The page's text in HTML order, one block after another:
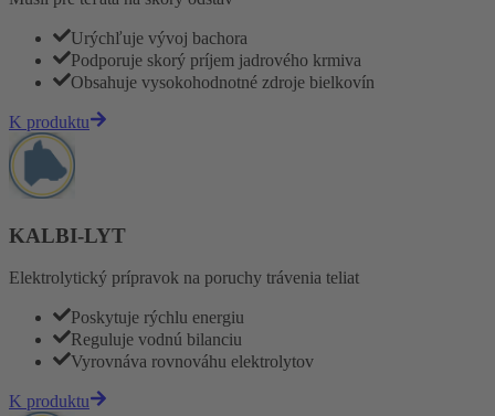
Urýchľuje vývoj bachora
Podporuje skorý príjem jadrového krmiva
Obsahuje vysokohodnotné zdroje bielkovín
K produktu
KALBI-LYT
Elektrolytický prípravok na poruchy trávenia teliat
Poskytuje rýchlu energiu
Reguluje vodnú bilanciu
Vyrovnáva rovnováhu elektrolytov
K produktu